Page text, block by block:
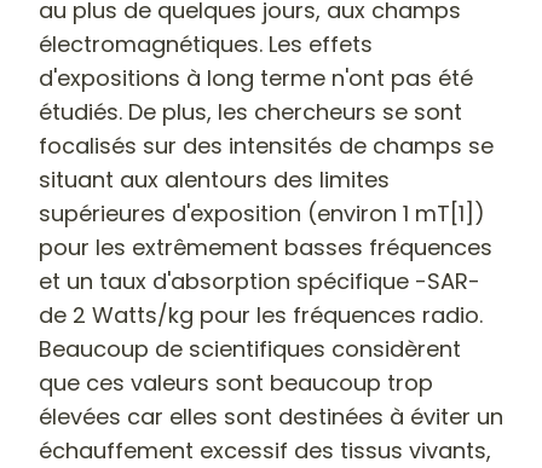
au plus de quelques jours, aux champs
électromagnétiques. Les effets
d'expositions à long terme n'ont pas été
étudiés. De plus, les chercheurs se sont
focalisés sur des intensités de champs se
situant aux alentours des limites
supérieures d'exposition (environ 1 mT[1])
pour les extrêmement basses fréquences
et un taux d'absorption spécifique -SAR-
de 2 Watts/kg pour les fréquences radio.
Beaucoup de scientifiques considèrent
que ces valeurs sont beaucoup trop
élevées car elles sont destinées à éviter un
échauffement excessif des tissus vivants,